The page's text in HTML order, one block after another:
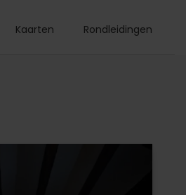
Kaarten Rondleidingen